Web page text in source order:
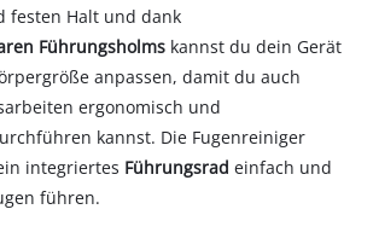
festen Halt und dank
Führungsholms kannst du dein Gerät
anpassen, damit du auch
ergonomisch und
kannst. Die Fugenreiniger
integriertes Führungsradeinfach und
führen.